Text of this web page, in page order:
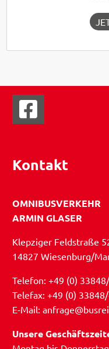
Kontakt
OMNIBUSVERKEHR
ARMIN GLASER
Klepziger Feldstraße
14827 Wiesenburg/
Telefon: +49 (0)
Telefax: +49 (0)
E-Mail:
Unsere